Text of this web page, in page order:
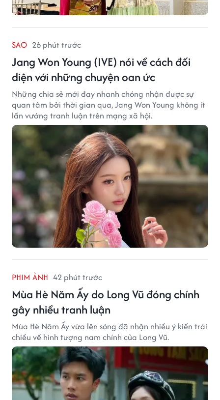
SAO 26 phút trước
Jang Won Young (IVE) nói về cách đối
diện với những chuyện oan ức
Những chia sẻ mới đay nhanh chóng nhận được sự
quan tâm bởi thời gian qua, Jang Won Young không ít
lần vướng tranh luận trên mạng xã hội.
PHIM ẢNH 42 phút trước
Mùa Hè Năm Ấy do Long Vũ đóng chính
gây nhiều tranh luận
Mùa Hè Năm Ấy vừa lên sóng đã nhận nhiều ý kiến trái
chiều về hình tượng nam chính của Long Vũ.